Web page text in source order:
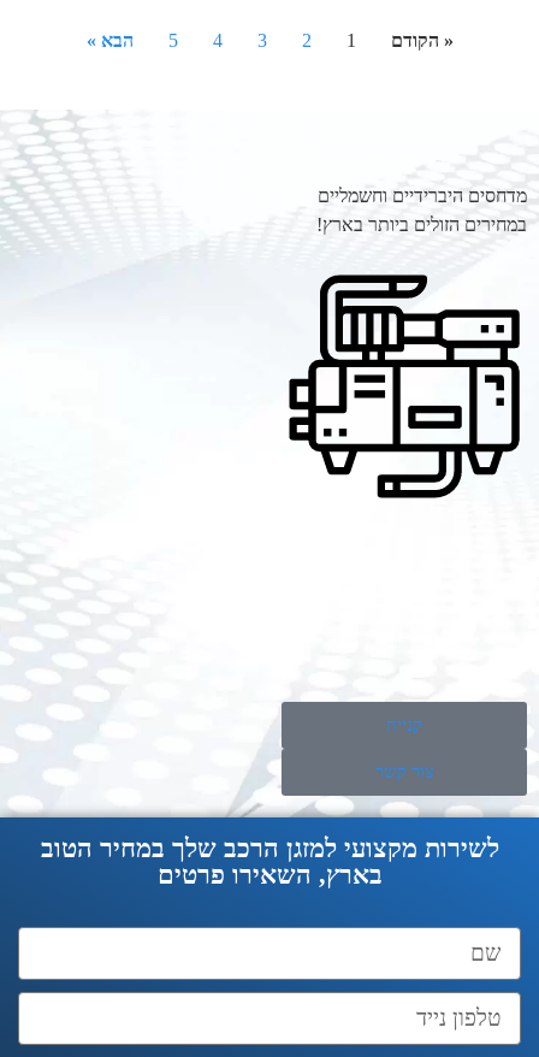
« הקודם 1
2
3
4
5 הבא »
מדחסים היברידיים וחשמליים
במחירים הזולים ביותר בארץ!
קנייה
צור קשר
לשירות מקצועי למזגן הרכב שלך במחיר הטוב
בארץ, השאירו פרטים